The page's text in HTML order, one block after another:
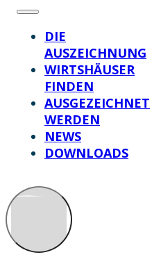
DIE
AUSZEICHNUNG
WIRTSHÄUSER
FINDEN
AUSGEZEICHNET
WERDEN
NEWS
DOWNLOADS